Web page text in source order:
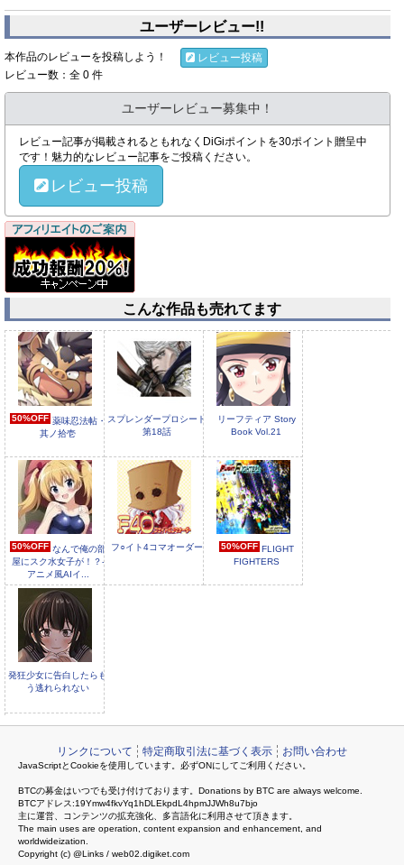
ユーザーレビュー!!
本作品のレビューを投稿しよう！
レビュー投稿
レビュー数：全 0 件
ユーザーレビュー募集中！
レビュー記事が掲載されるともれなくDiGiポイントを30ポイント贈呈中
です！魅力的なレビュー記事をご投稿ください。
レビュー投稿
こんな作品も売れてます
50%OFF 薬味忍法帖・
其ノ拾壱
スプレンダープロシード
第18話
リーフティア Story
Book Vol.21
50%OFF なんで俺の部
屋にスク水女子が！？-
アニメ風AIイ...
フ○イト4コマオーダー 50%OFF FLIGHT
FIGHTERS
発狂少女に告白したらも
う逃れられない
リンクについて 特定商取引法に基づく表示 お問い合わせ
JavaScriptとCookieを使用しています。必ずONにしてご利用ください。
BTCの募金はいつでも受け付けております。Donations by BTC are always welcome.
BTCアドレス:19Ymw4fkvYq1hDLEkpdL4hpmJJWh8u7bjo
主に運営、コンテンツの拡充強化、多言語化に利用させて頂きます。
The main uses are operation, content expansion and enhancement, and
worldwideization.
Copyright (c) @Links / web02.digiket.com